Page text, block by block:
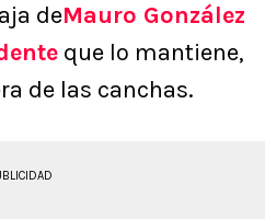
deMauro González
que lo mantiene,
de las canchas.